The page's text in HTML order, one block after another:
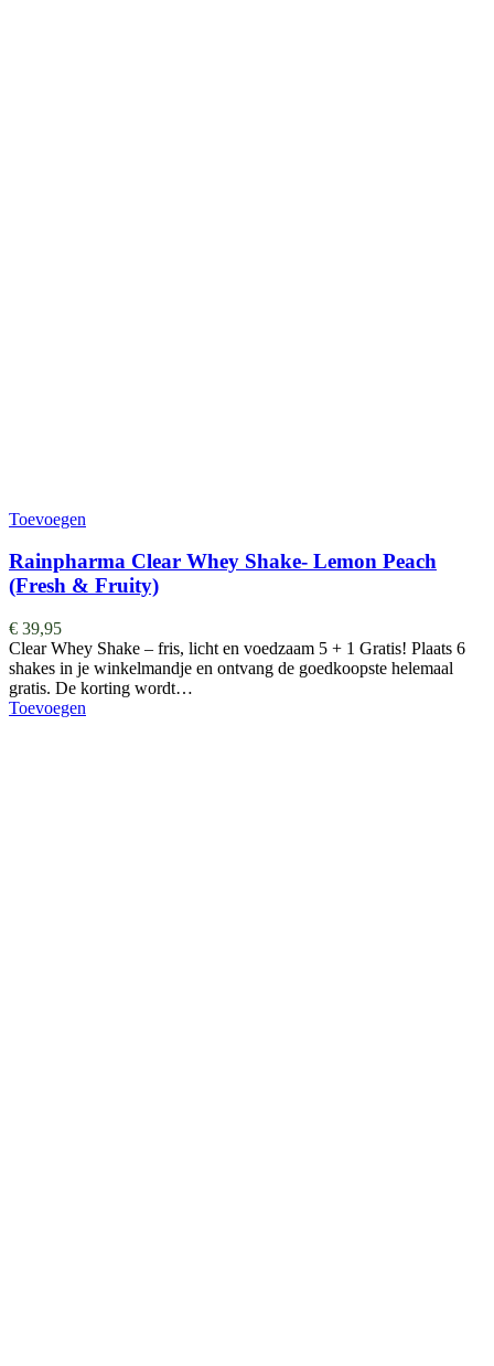
Toevoegen
Rainpharma Clear Whey Shake- Lemon Peach
(Fresh & Fruity)
€ 39,95
Clear Whey Shake – fris, licht en voedzaam 5 + 1 Gratis! Plaats 6
shakes in je winkelmandje en ontvang de goedkoopste helemaal
gratis. De korting wordt…
Toevoegen